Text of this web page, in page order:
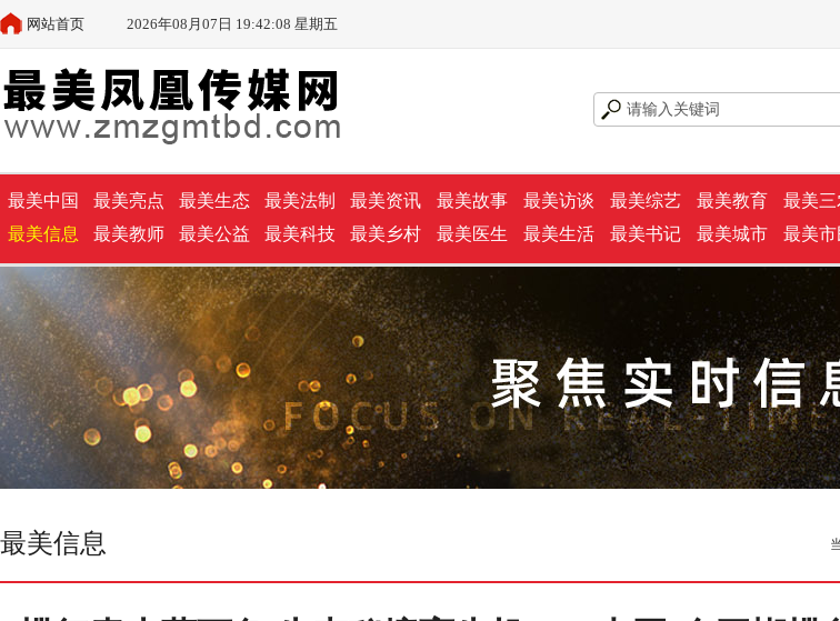
网站首页 2026年08月07日 19:42:11 星期五
最美中国 最美亮点 最美生态 最美法制 最美资讯 最美故事 最美访谈 最美综艺 最美教育 最美三
最美信息
最美教师 最美公益 最美科技 最美乡村 最美医生 最美生活 最美书记 最美城市 最美市
最美信息